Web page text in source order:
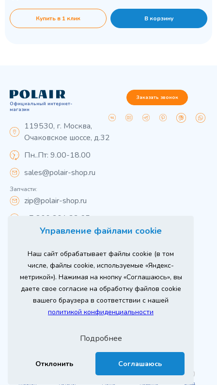
Управление файлами cookie
Наш сайт обрабатывает файлы cookie (в том
числе, файлы cookie, используемые «Яндекс-
метрикой»). Нажимая на кнопку «Соглашаюсь», вы
даете свое согласие на обработку файлов cookie
вашего браузера в соответствии с нашей
политикой конфиденциальности
Подробнее
Отклонить Соглашаюсь
Купить в 1 клик В корзину
Официальный интернет-
магазин
119530, г. Москва,
Очаковское шоссе, д.32
Пн..Пт: 9.00-18.00
sales@polair-shop.ru
Запчасти:
zip@polair-shop.ru
+7 800 301 33 65
Заказать звонок
Вся информация на сайте о товарах носит
справочный характер и не является публичной
офертой в соответствии с пунктом 2 статьи 437 ГК РФ.
Для получения подробной информации о наличии и
стоимости указанных товаров и (или) услуг,
пожалуйста, обращайтесь к менеджеру сайта по
телефону
При использовании материалов сайта ссылка
Продвижение сайта
Главная Каталог Меню Корзина Вход
Оставь заявку